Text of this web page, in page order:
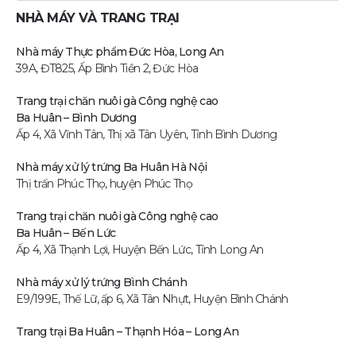
NHÀ MÁY VÀ TRANG TRẠI
Nhà máy Thực phẩm Đức Hòa, Long An
39A, ĐT825, Ấp Bình Tiền 2, Đức Hòa
Trang trại chăn nuôi gà Công nghệ cao
Ba Huân – Bình Dương
Ấp 4, Xã Vĩnh Tân, Thị xã Tân Uyên, Tỉnh Bình Dương
Nhà máy xử lý trứng Ba Huân Hà Nội
Thị trấn Phúc Thọ, huyện Phúc Thọ
Trang trại chăn nuôi gà Công nghệ cao
Ba Huân – Bến Lức
Ấp 4, Xã Thạnh Lợi, Huyện Bến Lức, Tỉnh Long An
Nhà máy xử lý trứng Bình Chánh
E9/199E, Thế Lữ, ấp 6, Xã Tân Nhựt, Huyện Bình Chánh
Trang trại Ba Huân – Thạnh Hóa – Long An